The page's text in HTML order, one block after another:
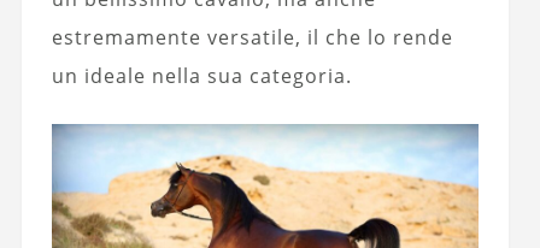
estremamente versatile, il che lo rende
un ideale nella sua categoria.